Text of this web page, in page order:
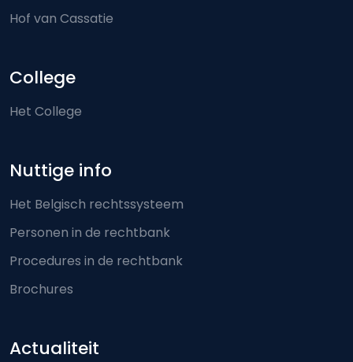
Hof van Cassatie
College
Het College
Nuttige info
Het Belgisch rechtssysteem
Personen in de rechtbank
Procedures in de rechtbank
Brochures
Actualiteit